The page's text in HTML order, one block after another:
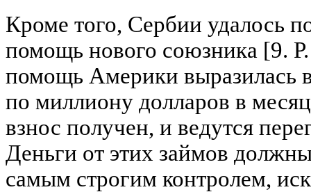
Кроме того, Сербии удалось
помощь нового союзника [9.
помощь Америки выразилась
по миллиону долларов в
взнос получен, и ведутся
Деньги от этих займов
самым строгим контролем,